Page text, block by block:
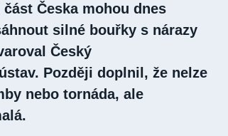
Česka mohou dnes
silné bouřky s nárazy
Český
Později doplnil, že nelze
nebo tornáda, ale